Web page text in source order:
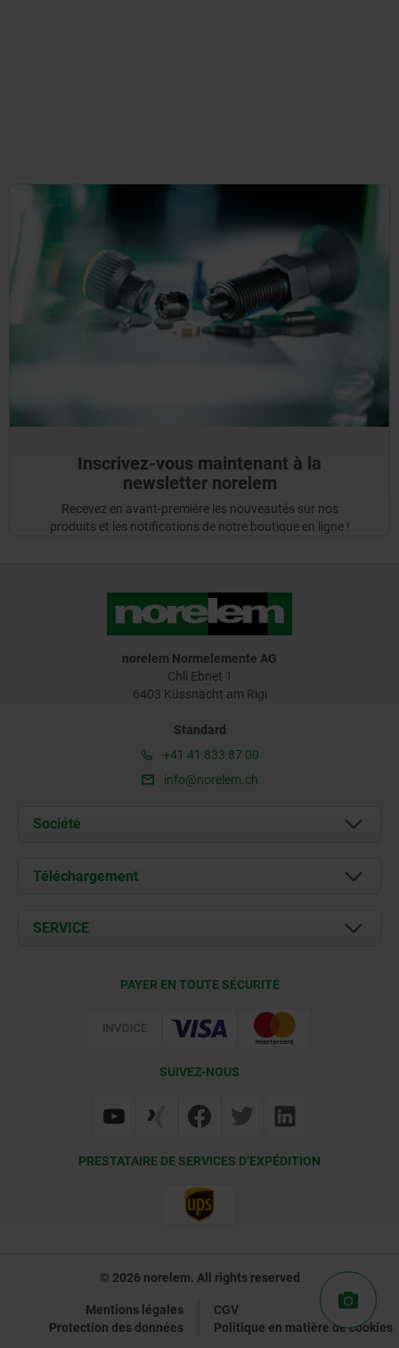
Inscrivez-vous maintenant à la
newsletter norelem
Recevez en avant-première les nouveautés sur nos
produits et les notifications de notre boutique en ligne !
norelem Normelemente AG
Chli Ebnet 1
6403 Küssnacht am Rigi
Standard
+41 41 833 87 00
info@norelem.ch
Société
À propos de nous
Contact
Téléchargement
Documents
SERVICE
PAYER EN TOUTE SÉCURITÉ
SUIVEZ-NOUS
PRESTATAIRE DE SERVICES D’EXPÉDITION
© 2026 norelem. All rights reserved
Mentions légales
CGV
Protection des données
Politique en matière de cookies